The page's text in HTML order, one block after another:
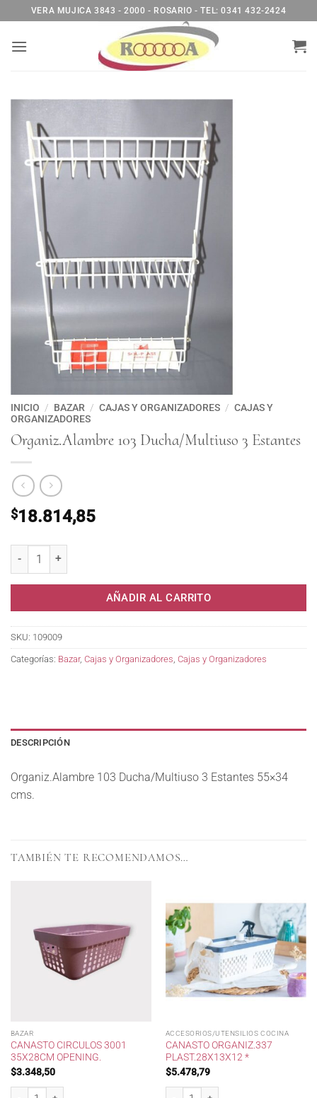
al
contenido
VERA MUJICA 3843 - 2000 - ROSARIO - TEL: 0341 432-2424
INICIO / BAZAR / CAJAS Y ORGANIZADORES / CAJAS Y
ORGANIZADORES
Organiz.Alambre 103 Ducha/Multiuso 3 Estantes
$18.814,85
AÑADIR AL CARRITO
SKU: 109009
Categorías: Bazar, Cajas y Organizadores, Cajas y Organizadores
DESCRIPCIÓN
Organiz.Alambre 103 Ducha/Multiuso 3 Estantes 55×34
cms.
TAMBIÉN TE RECOMENDAMOS…
BAZAR
CANASTO CIRCULOS 3001
35X28CM OPENING.
$3.348,50
Canasto Circulos 3001 35x28cm Opening. cantidad
ACCESORIOS/UTENSILIOS COCINA
CANASTO ORGANIZ.337
PLAST.28X13X12 *
$5.478,79
Canasto Organiz.337 Plast.28x13x12 *